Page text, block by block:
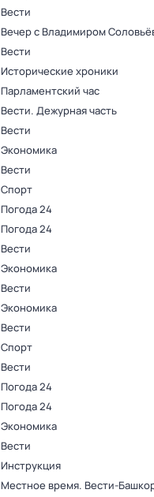
Вести
Вечер с Владимиром
Вести
Исторические хроники
Парламентский час
Вести. Дежурная часть
Вести
Экономика
Вести
Спорт
Погода 24
Погода 24
Вести
Экономика
Вести
Экономика
Вести
Спорт
Вести
Погода 24
Погода 24
Экономика
Вести
Инструкция
Местное время. Вести-